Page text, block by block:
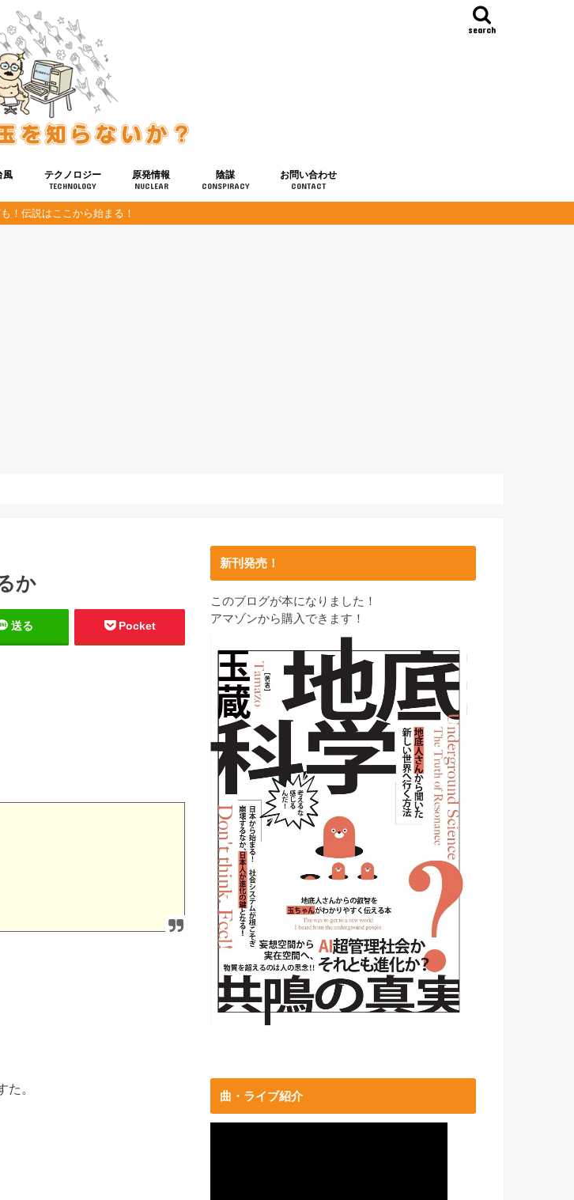
search
風 テクノロジー
TECHNOLOGY
健康
宇宙
原発情報
NUCLEAR
陰謀
CONSPIRACY
お問い合わせ
CONTACT
！伝説はここから始まる！
か
送る Pocket
。
新刊発売！
このブログが本になりました！
アマゾンから購入できます！
曲・ライブ紹介